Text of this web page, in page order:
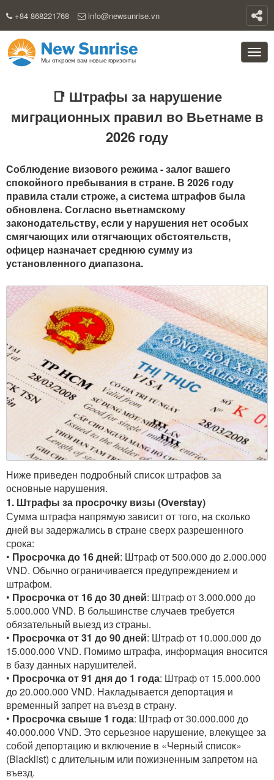
+84 868221768 info@newsunrise.vn
📑 Штрафы за нарушение
миграционных правил во Вьетнаме в
2026 году
Соблюдение визового режима - залог вашего
спокойного пребывания в стране. В 2026 году
правила стали строже, а система штрафов была
обновлена. Согласно вьетнамскому
законодательству, если у нарушения нет особых
смягчающих или отягчающих обстоятельств,
офицер назначает среднюю сумму из
установленного диапазона.
Ниже приведен подробный список штрафов за
основные нарушения.
1. Штрафы за просрочку визы (Overstay)
Сумма штрафа напрямую зависит от того, на сколько
дней вы задержались в стране сверх разрешенного
срока:
• Просрочка до 16 дней: Штраф от 500.000 до 2.000.000
VND. Обычно ограничивается предупреждением и
штрафом.
• Просрочка от 16 до 30 дней: Штраф от 3.000.000 до
5.000.000 VND. В большинстве случаев требуется
обязательный выезд из страны.
• Просрочка от 31 до 90 дней: Штраф от 10.000.000 до
15.000.000 VND. Помимо штрафа, информация вносится
в базу данных нарушителей.
• Просрочка от 91 дня до 1 года: Штраф от 15.000.000
до 20.000.000 VND. Накладывается депортация и
временный запрет на въезд в страну.
• Просрочка свыше 1 года: Штраф от 30.000.000 до
40.000.000 VND. Это серьезное нарушение, влекущее за
собой депортацию и включение в «Черный список»
(Blacklist) с длительным или пожизненным запретом на
въезд.